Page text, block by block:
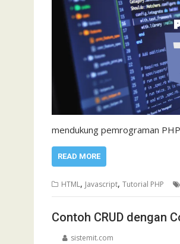
mendukung pemrograman
READ MORE
HTML, Javascript, Tutorial PHP
Contoh CRUD dengan
sistemit.com